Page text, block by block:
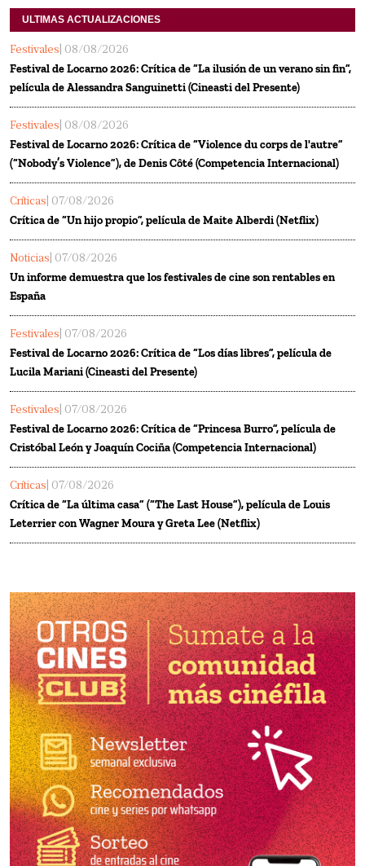
ULTIMAS ACTUALIZACIONES
Festivales | 08/08/2026
Festival de Locarno 2026: Crítica de “La ilusión de un verano sin fin”,
película de Alessandra Sanguinetti (Cineasti del Presente)
Festivales | 08/08/2026
Festival de Locarno 2026: Crítica de “Violence du corps de l'autre”
(“Nobody’s Violence”), de Denis Côté (Competencia Internacional)
Críticas | 07/08/2026
Crítica de “Un hijo propio”, película de Maite Alberdi (Netflix)
Noticias | 07/08/2026
Un informe demuestra que los festivales de cine son rentables en
España
Festivales | 07/08/2026
Festival de Locarno 2026: Crítica de “Los días libres”, película de
Lucila Mariani (Cineasti del Presente)
Festivales | 07/08/2026
Festival de Locarno 2026: Crítica de “Princesa Burro”, película de
Cristóbal León y Joaquín Cociña (Competencia Internacional)
Críticas | 07/08/2026
Crítica de “La última casa” (“The Last House”), película de Louis
Leterrier con Wagner Moura y Greta Lee (Netflix)